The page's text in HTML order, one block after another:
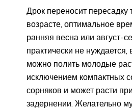
Дрок переносит пересадку
возрасте, оптимальное
ранняя весна или август-
практически не нуждается,
можно полить молодые
исключением компактных
сорняков и может расти
задернении. Желательно